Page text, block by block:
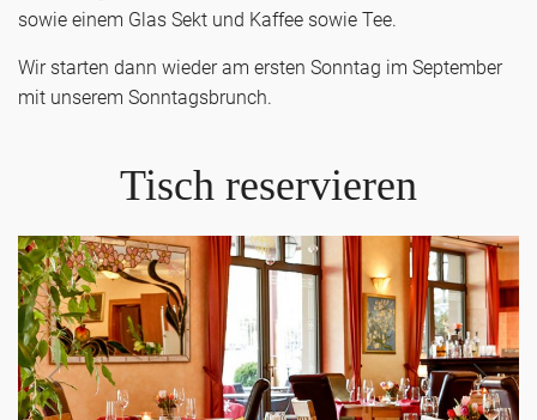
sowie einem Glas Sekt und Kaffee sowie Tee.
Wir starten dann wieder am ersten Sonntag im September
mit unserem Sonntagsbrunch.
Tisch reservieren